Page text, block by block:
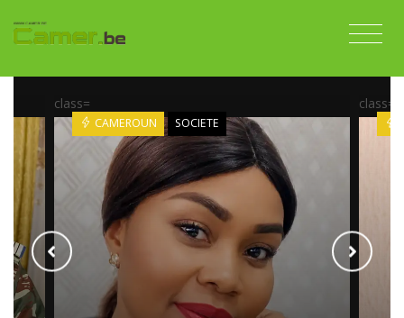
class=
CAMEROUN SOCIETE
class=